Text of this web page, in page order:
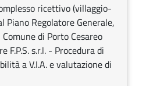
ricettivo (villaggio-
Piano Regolatore Generale,
di Porto Cesareo
F.P.S. s.r.l. - Procedura di
a V.I.A. e valutazione di